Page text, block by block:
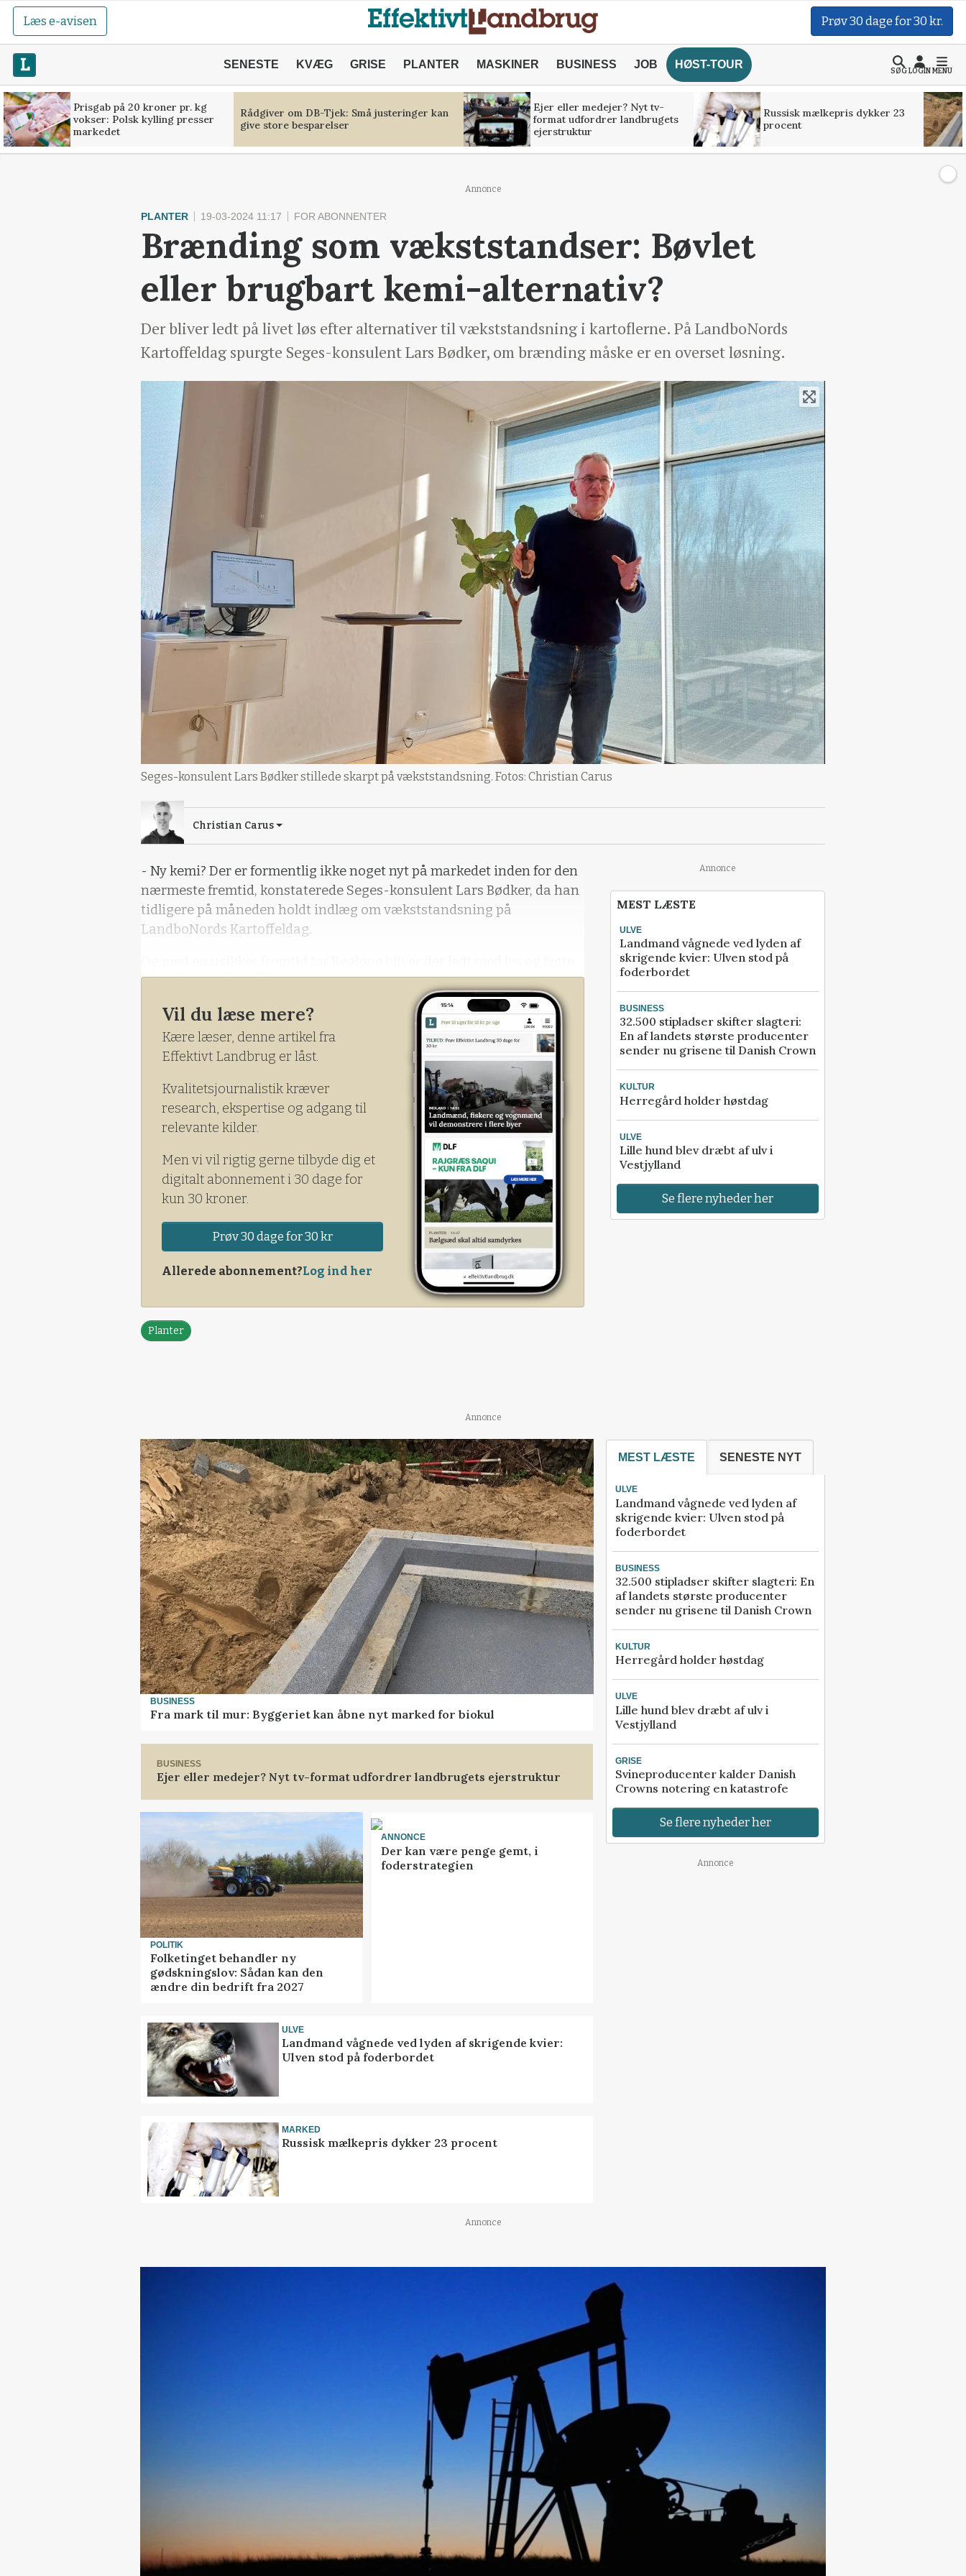
Læs e-avisen Prøv 30 dage for 30 kr.
SENESTE KVÆG GRISE PLANTER MASKINER BUSINESS JOB HØST-TOUR
SØGLOGINMENU
Prisgab på 20 kroner pr. kg
vokser: Polsk kylling presser
markedet
Rådgiver om DB-Tjek: Små justeringer kan
give store besparelser
Ejer eller medejer? Nyt tv-
format udfordrer landbrugets
ejerstruktur
Russisk mælkepris dykker 23
procent
Annonce
PLANTER 19-03-2024 11:17 FOR ABONNENTER
Brænding som vækststandser: Bøvlet
eller brugbart kemi-alternativ?
Der bliver ledt på livet løs efter alternativer til vækststandsning i kartoflerne. På LandboNords
Kartoffeldag spurgte Seges-konsulent Lars Bødker, om brænding måske er en overset løsning.
Seges-konsulent Lars Bødker stillede skarpt på vækststandsning. Fotos: Christian Carus
Christian Carus
- Ny kemi? Der er formentlig ikke noget nyt på markedet inden for den
nærmeste fremtid, konstaterede Seges-konsulent Lars Bødker, da han
tidligere på måneden holdt indlæg om vækststandsning på
LandboNords Kartoffeldag.
efter alternativer til kemien.
Vil du læse mere?
Kære læser, denne artikel fra
Effektivt Landbrug er låst.
Kvalitetsjournalistik kræver
research, ekspertise og adgang til
relevante kilder.
Men vi vil rigtig gerne tilbyde dig et
digitalt abonnement i 30 dage for
kun 30 kroner.
Prøv 30 dage for 30 kr
Allerede abonnement?Log ind her
Planter
Annonce
MEST LÆSTE
ULVE
Landmand vågnede ved lyden af
skrigende kvier: Ulven stod på
foderbordet
BUSINESS
32.500 stipladser skifter slagteri:
En af landets største producenter
sender nu grisene til Danish Crown
KULTUR
Herregård holder høstdag
ULVE
Lille hund blev dræbt af ulv i
Vestjylland
Se flere nyheder her
Annonce
BUSINESS
Fra mark til mur: Byggeriet kan åbne nyt marked for biokul
BUSINESS
Ejer eller medejer? Nyt tv-format udfordrer landbrugets ejerstruktur
POLITIK
Folketinget behandler ny
gødskningslov: Sådan kan den
ændre din bedrift fra 2027
ANNONCE
Der kan være penge gemt, i
foderstrategien
ULVE
Landmand vågnede ved lyden af skrigende kvier:
Ulven stod på foderbordet
MARKED
Russisk mælkepris dykker 23 procent
MEST LÆSTE SENESTE NYT
ULVE
Landmand vågnede ved lyden af
skrigende kvier: Ulven stod på
foderbordet
BUSINESS
32.500 stipladser skifter slagteri: En
af landets største producenter
sender nu grisene til Danish Crown
KULTUR
Herregård holder høstdag
ULVE
Lille hund blev dræbt af ulv i
Vestjylland
GRISE
Svineproducenter kalder Danish
Crowns notering en katastrofe
Se flere nyheder her
Annonce
Annonce